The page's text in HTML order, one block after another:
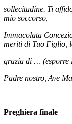
sollecitudine. Ti
mio soccorso,
Immacolata
meriti di Tuo Figlio,
grazia di … (esporre
Padre nostro, Ave
Preghiera finale